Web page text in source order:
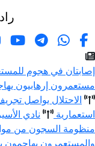
إصابتان في هجوم
مستعمرون إرهابيون
الاحتلال يواصل
استعمارية
نادي
منظومة السجون من
والمستعمرون يهاجمون